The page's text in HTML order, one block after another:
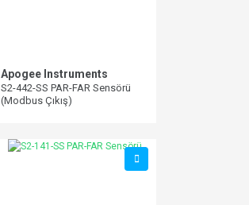
Apogee Instruments
S2-442-SS PAR-FAR Sensörü
(Modbus Çıkış)